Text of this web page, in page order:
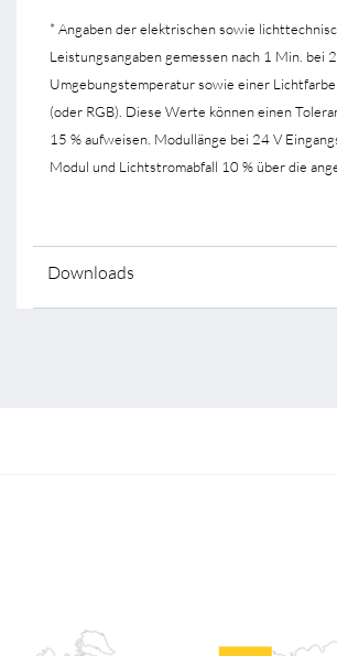
* Angaben der elektrischen sowie
Leistungsangaben gemessen nach 1 Min. bei
Umgebungstemperatur sowie einer
(oder RGB). Diese Werte können einen
15 % aufweisen. Modullänge bei 24 V
Modul und Lichtstromabfall 10 % über die
Downloads